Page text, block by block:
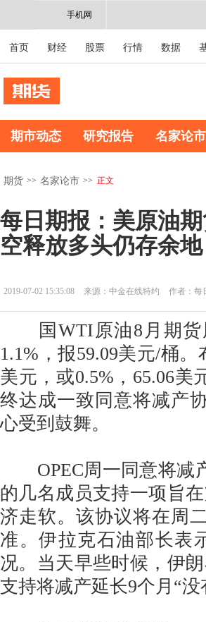
手机网
首页 财经 股票 行情 数据
期市动态 研究报告 名家论市
期货 >> 名家论市 >> 正文
每日期报：美原油
空释放多头仍存余地
2019-07-02 15:35:08 来源：中金在线特约 作者：每
国WTI原油8月期货
1.1%，报59.09美元/桶
美元，或0.5%，65.06美
终达成一致同意将减产
心受到鼓舞。
OPEC周一同意将减
的几名成员支持一项旨
济走软。该协议将在周
准。伊拉克石油部长表
况。当天早些时候，伊
支持将减产延长9个月“没